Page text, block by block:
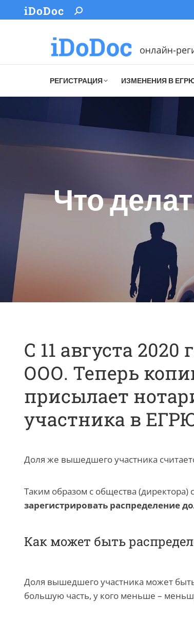
iDoDoc Search:
РЕГИСТРАЦИЯ ИЗМЕНЕНИЯ В
Что
С 11 августа
ООО. Теперь
присылает
участника в
Доля же вышедшего участника
Таким образом с общества (директора)
зарегистрировать распределение
Как может быть
Доля вышедшего участника может
большую часть, у кого меньше –